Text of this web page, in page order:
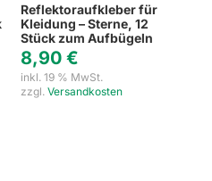
Reflektoraufkleber für
Kleidung – Sterne, 12
Stück zum Aufbügeln
8,90 €
inkl. 19 % MwSt.
zzgl. Versandkosten